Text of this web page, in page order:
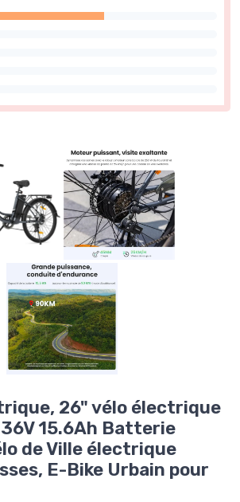
26" vélo électrique
15.6Ah Batterie
de Ville électrique
E-Bike Urbain pour